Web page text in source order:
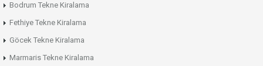
Bodrum Tekne Kiralama
Fethiye Tekne Kiralama
Göcek Tekne Kiralama
Marmaris Tekne Kiralama